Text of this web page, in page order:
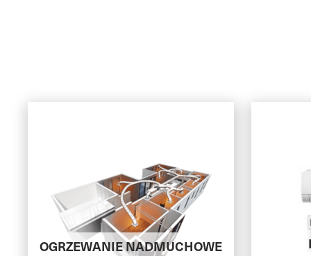
OGRZEWANIE NADMUCHOWE